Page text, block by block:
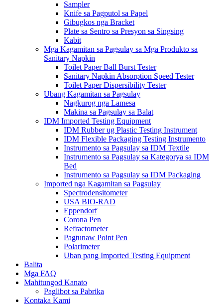
Sampler
Knife sa Pagputol sa Papel
Gibugkos nga Bracket
Plate sa Sentro sa Presyon sa Singsing
Kabit
Mga Kagamitan sa Pagsulay sa Mga Produkto sa
Sanitary Napkin
Toilet Paper Ball Burst Tester
Sanitary Napkin Absorption Speed ​​Tester
Toilet Paper Dispersibility Tester
Ubang Kagamitan sa Pagsulay
Nagkurog nga Lamesa
Makina sa Pagsulay sa Balat
IDM Imported Testing Equipment
IDM Rubber ug Plastic Testing Instrument
IDM Flexible Packaging Testing Instrumento
Instrumento sa Pagsulay sa IDM Textile
Instrumento sa Pagsulay sa Kategorya sa IDM
Bed
Instrumento sa Pagsulay sa IDM Packaging
Imported nga Kagamitan sa Pagsulay
Spectrodensitometer
USA BIO-RAD
Eppendorf
Corona Pen
Refractometer
Pagtunaw Point Pen
Polarimeter
Uban pang Imported Testing Equipment
Balita
Mga FAQ
Mahitungod Kanato
Paglibot sa Pabrika
Kontaka Kami